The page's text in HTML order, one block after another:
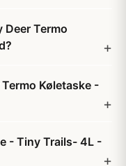
Termo
Køletaske -
- Tiny Trails- 4L -